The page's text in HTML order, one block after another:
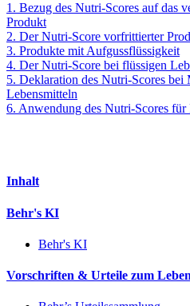
1. Bezug des Nutri-Scores auf das
Produkt
2. Der Nutri-Score vorfrittierter
3. Produkte mit Aufgussflüssigkeit
4. Der Nutri-Score bei flüssigen
5. Deklaration des Nutri-Scores bei
Lebensmitteln
6. Anwendung des Nutri-Scores für
Inhalt
Behr's KI
Behr's KI
Vorschriften & Urteile zum